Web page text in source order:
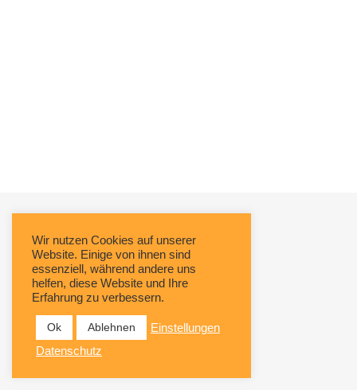
Wir nutzen Cookies auf unserer
Website. Einige von ihnen sind
essenziell, während andere uns
helfen, diese Website und Ihre
Erfahrung zu verbessern.
Ok Ablehnen
Einstellungen
Datenschutz